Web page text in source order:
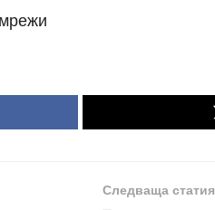
Следваща статия